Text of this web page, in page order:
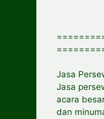
Jasa
Jasa
acara
dan